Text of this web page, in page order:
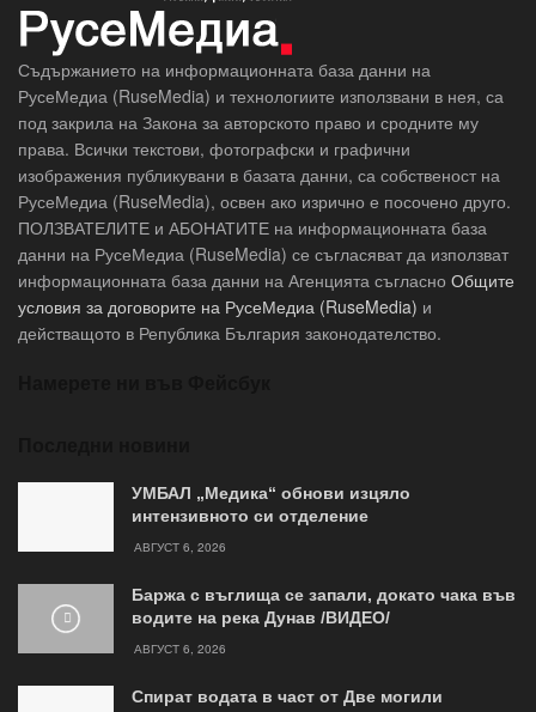
Съдържанието на информационната база данни на
РусеМедиа (RuseMedia) и технологиите използвани в нея, са
под закрила на Закона за авторското право и сродните му
права. Всички текстови, фотографски и графични
изображения публикувани в базата данни, са собственост на
РусеМедиа (RuseMedia), освен ако изрично е посочено друго.
ПОЛЗВАТЕЛИТЕ и АБОНАТИТЕ на информационната база
данни на РусеМедиа (RuseMedia) се съгласяват да използват
информационната база данни на Агенцията съгласно Общите
условия за договорите на РусеМедиа (RuseMedia) и
действащото в Република България законодателство.
УМБАЛ „Медика“ обнови изцяло
интензивното си отделение
АВГУСТ 6, 2026
Баржа с въглища се запали, докато чака във
водите на река Дунав /ВИДЕО/
АВГУСТ 6, 2026
Спират водата в част от Две могили